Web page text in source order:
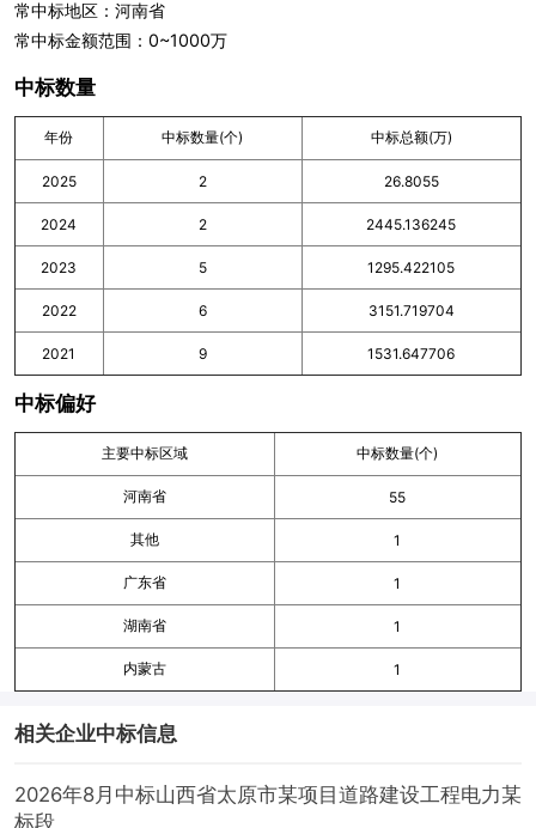
常中标地区：河南省
常中标金额范围：0~1000万
中标数量
年份 中标数量(个) 中标总额(万)
2025 2 26.8055
2024 2 2445.136245
2023 5 1295.422105
2022 6 3151.719704
2021 9 1531.647706
中标偏好
主要中标区域 中标数量(个)
河南省 55
其他 1
广东省 1
湖南省 1
内蒙古 1
相关企业中标信息
2026年8月中标山西省太原市某项目道路建设工程电力某
标段